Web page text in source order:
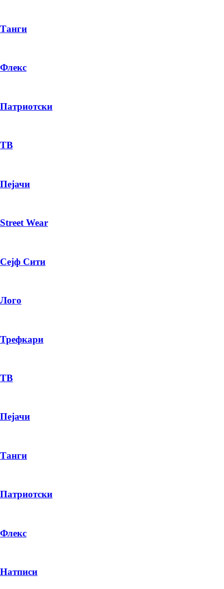
PRODUCT
ПЛАТИ ПРИ ДОСТАВА ВО КЕШ
Танги
Флекс
Патриотски
ТВ
Пејачи
Street Wear
Сејф Сити
Лого
Трефкари
ТВ
Пејачи
Танги
Патриотски
Флекс
Натписи